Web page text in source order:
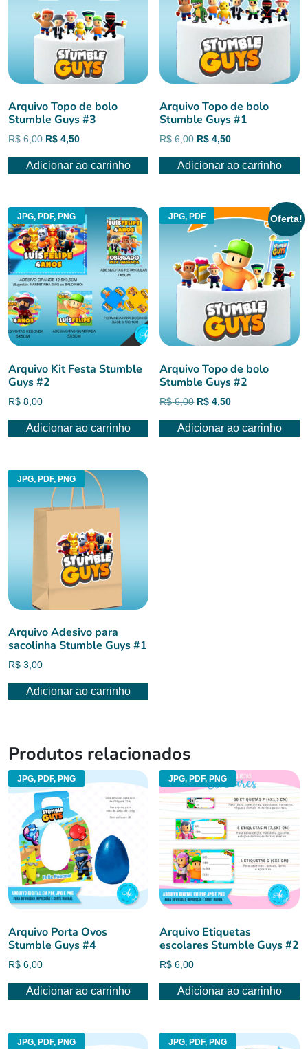
Arquivo Topo de bolo
Stumble Guys #3
R$6,00 O
original
R$ 4,50O
atual
Adicionar ao carrinho
Arquivo Topo de bolo
Stumble Guys #1
R$6,00 O
original
R$ 4,50O
atual
Adicionar ao carrinho
JPG, PDF, PNG
Arquivo Kit Festa Stumble
Guys #2
R$ 8,00
Adicionar ao carrinho
JPG, PDF Oferta!
Arquivo Topo de bolo
Stumble Guys #2
R$6,00 O
original
R$ 4,50O
atual
Adicionar ao carrinho
JPG, PDF, PNG
Arquivo Adesivo para
sacolinha Stumble Guys #1
R$ 3,00
Adicionar ao carrinho
Produtos relacionados
JPG, PDF, PNG
Arquivo Porta Ovos
Stumble Guys #4
R$ 6,00
Adicionar ao carrinho
JPG, PDF, PNG
Arquivo Etiquetas
escolares Stumble Guys #2
R$ 6,00
Adicionar ao carrinho
JPG, PDF, PNG JPG, PDF, PNG